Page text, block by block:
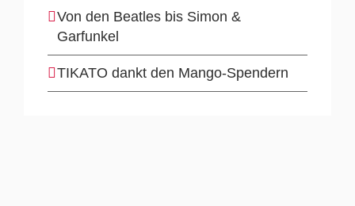
Von den Beatles bis Simon &
Garfunkel
TIKATO dankt den Mango-Spendern